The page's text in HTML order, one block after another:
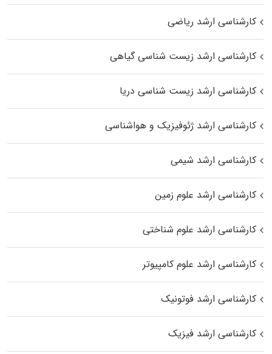
کارشناسی ارشد ریاضی
کارشناسی ارشد زیست‌ شناسی گیاهی
کارشناسی ارشد زیست‌ شناسی دریا
کارشناسی ارشد ژئوفیزیک و هواشناسی
کارشناسی ارشد شیمی
کارشناسی ارشد علوم زمین
کارشناسی ارشد علوم شناختی
کارشناسی ارشد علوم کامپیوتر
کارشناسی ارشد فوتونیک
کارشناسی ارشد فیزیک